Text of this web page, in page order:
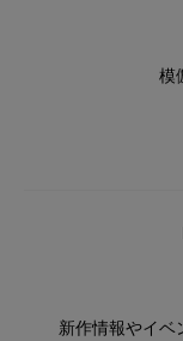
模
新作情報やイベ